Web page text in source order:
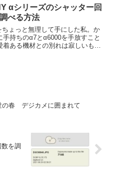
いたときにも利用して、けっこう
てい...
αシリーズのシャッター回
べる方法
ちょっと無理して手にした私。か
手持ちのα7とα6000を手放すこと
着ある機材との別れは寂しいもの
の春 デジカメに囲まれて
を調